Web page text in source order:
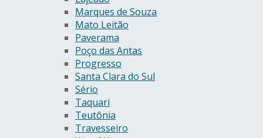
Marques de Souza
Mato Leitão
Paverama
Poço das Antas
Progresso
Santa Clara do Sul
Sério
Taquari
Teutônia
Travesseiro